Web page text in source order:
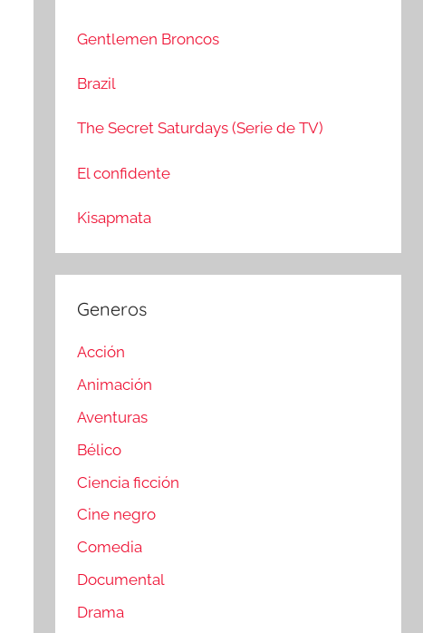
:Gentlemen Broncos
Brazil
The Secret Saturdays (Serie de TV)
El confidente
Kisapmata
Generos
Acción
Animación
Aventuras
Bélico
Ciencia ficción
Cine negro
Comedia
Documental
Drama